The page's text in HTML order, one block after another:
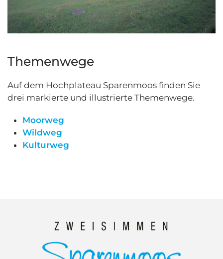
Themenwege
Auf dem Hochplateau Sparenmoos finden Sie
drei markierte und illustrierte Themenwege.
Moorweg
Wildweg
Kulturweg